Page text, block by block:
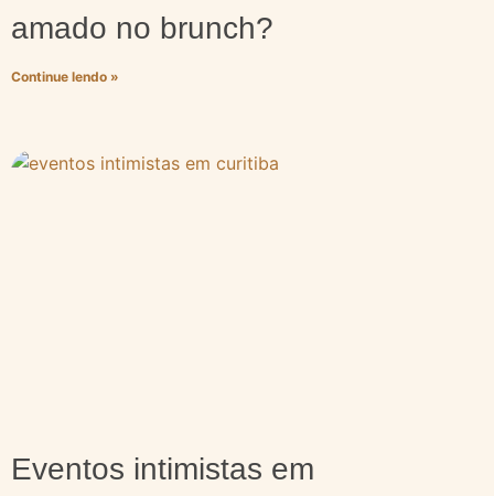
amado no brunch?
Continue lendo »
Eventos intimistas em